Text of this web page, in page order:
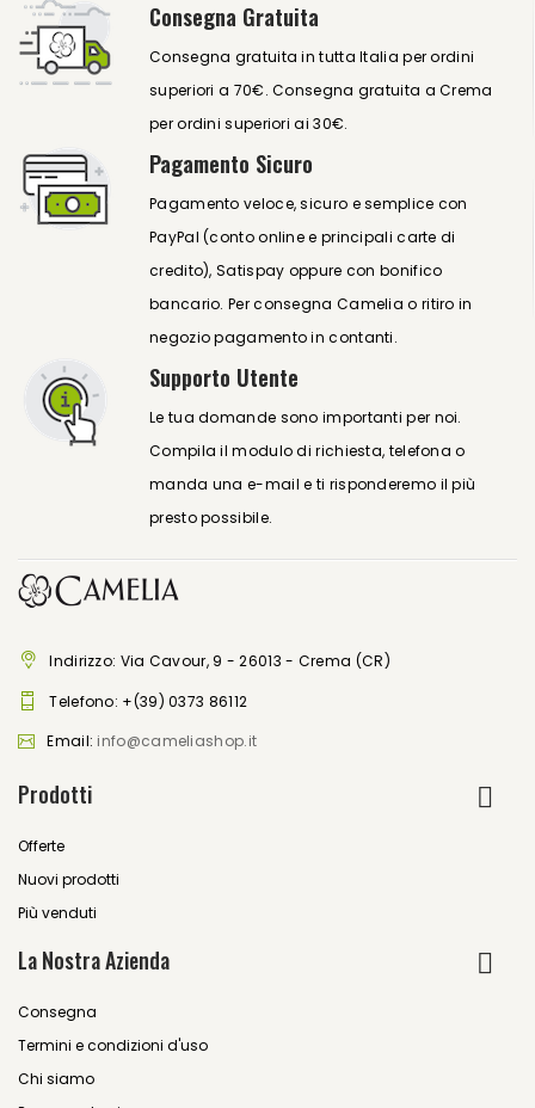
Consegna Gratuita
Consegna gratuita in tutta Italia per ordini
superiori a 70€. Consegna gratuita a Crema
per ordini superiori ai 30€.
Pagamento Sicuro
Pagamento veloce, sicuro e semplice con
PayPal (conto online e principali carte di
credito), Satispay oppure con bonifico
bancario. Per consegna Camelia o ritiro in
negozio pagamento in contanti.
Supporto Utente
Le tua domande sono importanti per noi.
Compila il modulo di richiesta, telefona o
manda una e-mail e ti risponderemo il più
presto possibile.
Indirizzo: Via Cavour, 9 - 26013 - Crema (CR)
Telefono: +(39) 0373 86112
Email: info@cameliashop.it
Prodotti
Offerte
Nuovi prodotti
Più venduti
La Nostra Azienda
Consegna
Termini e condizioni d'uso
Chi siamo